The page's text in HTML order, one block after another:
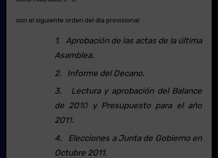
con el siguiente orden del día provisional:
1. Aprobación de las actas de la última
Asamblea.
2. Informe del Decano.
3. Lectura y aprobación del Balance
de 2010y Presupuesto para el año
2011.
4. Elecciones a Junta de Gobierno en
Octubre 2011.